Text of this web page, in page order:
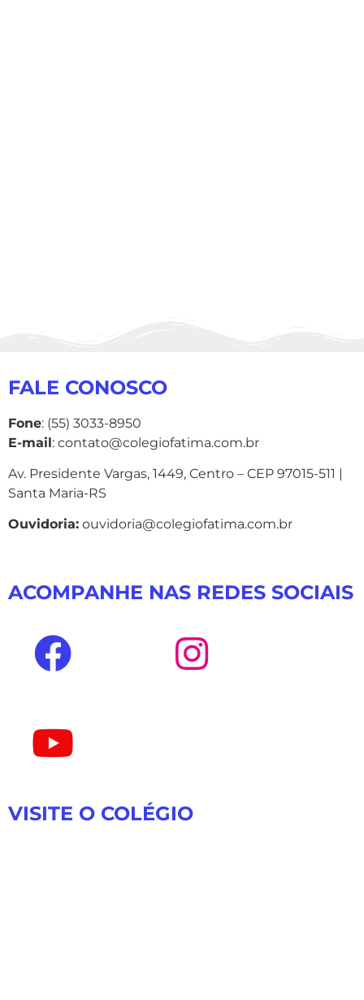
FALE CONOSCO
Fone: (55) 3033-8950
E-mail: contato@colegiofatima.com.br
Av. Presidente Vargas, 1449, Centro – CEP 97015-511 |
Santa Maria-RS
Ouvidoria: ouvidoria@colegiofatima.com.br
ACOMPANHE NAS REDES SOCIAIS
VISITE O COLÉGIO